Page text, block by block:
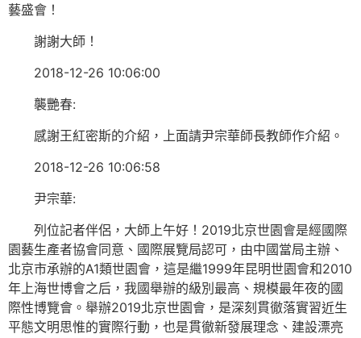
藝盛會！
謝謝大師！
2018-12-26 10:06:00
襲艷春:
感謝王紅密斯的介紹，上面請尹宗華師長教師作介紹。
2018-12-26 10:06:58
尹宗華:
列位記者伴侶，大師上午好！2019北京世園會是經國際
園藝生產者協會同意、國際展覽局認可，由中國當局主辦、
北京市承辦的A1類世園會，這是繼1999年昆明世園會和2010
年上海世博會之后，我國舉辦的級別最高、規模最年夜的國
際性博覽會。舉辦2019北京世園會，是深刻貫徹落實習近生
平態文明思惟的實際行動，也是貫徹新發展理念、建設漂亮